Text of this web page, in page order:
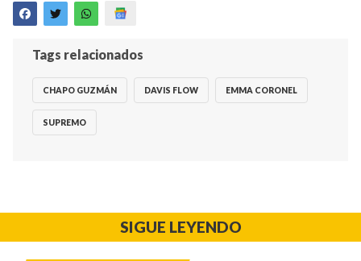
Tags relacionados
CHAPO GUZMÁN DAVIS FLOW EMMA CORONEL
SUPREMO
SIGUE LEYENDO